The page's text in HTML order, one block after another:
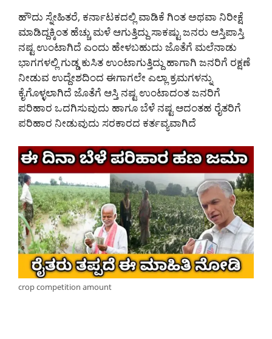
ಹೌದು ಸ್ನೇಹಿತರೆ, ಕರ್ನಾಟಕದಲ್ಲಿ ವಾಡಿಕೆ ಗಿಂತ ಅಥವಾ ನಿರೀಕ್ಷೆ
ಮಾಡಿದ್ದಕ್ಕಿಂತ ಹೆಚ್ಚು ಮಳೆ ಆಗುತ್ತಿದ್ದು ಸಾಕಷ್ಟು ಜನರು ಆಸ್ತಿಪಾಸ್ತಿ
ನಷ್ಟ ಉಂಟಾಗಿದೆ ಎಂದು ಹೇಳಬಹುದು ಜೊತೆಗೆ ಮಲೆನಾಡು
ಭಾಗಗಳಲ್ಲಿ ಗುಡ್ಡ ಕುಸಿತ ಉಂಟಾಗುತ್ತಿದ್ದು ಹಾಗಾಗಿ ಜನರಿಗೆ ರಕ್ಷಣೆ
ನೀಡುವ ಉದ್ದೇಶದಿಂದ ಈಗಾಗಲೇ ಎಲ್ಲಾ ಕ್ರಮಗಳನ್ನು
ಕೈಗೊಳ್ಳಲಾಗಿದೆ ಜೊತೆಗೆ ಆಸ್ತಿ ನಷ್ಟ ಉಂಟಾದಂತ ಜನರಿಗೆ
ಪರಿಹಾರ ಒದಗಿಸುವುದು ಹಾಗೂ ಬೆಳೆ ನಷ್ಟ ಆದಂತಹ ರೈತರಿಗೆ
ಪರಿಹಾರ ನೀಡುವುದು ಸರಕಾರದ ಕರ್ತವ್ಯವಾಗಿದೆ
crop competition amount